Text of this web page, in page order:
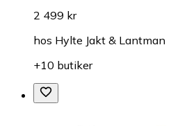
2 499 kr
hos Hylte Jakt & Lantman
+10 butiker